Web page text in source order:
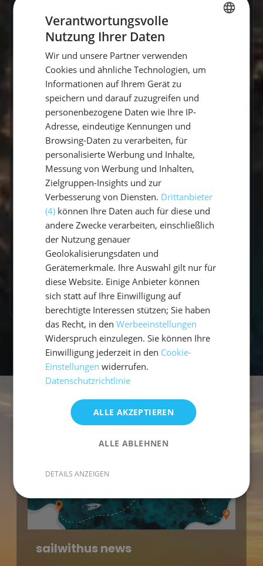
Welcher Service wird inklusive
angeboten?
Wo übernachtet eigentlich der
Skipper?
Ist die Yacht mit ausreichendem
Sicherheitsequipment ausgestattet?
Verfügt der Skipper über
ausreichende Qualifikationen?
Wird den Reisenden am Ende eine
Seemeilenbestätigung ausgegeben?
Ich bin Veganer*in, ist das ein
Problem?
Mehr FAQs laden
sailwithus news
Verantwortungsvolle
Nutzung Ihrer Daten
Wir und unsere Partner verwenden
Cookies und ähnliche Technologien, um
Informationen auf Ihrem Gerät zu
speichern und darauf zuzugreifen und
personenbezogene Daten wie Ihre IP-
Adresse, eindeutige Kennungen und
Browsing-Daten zu verarbeiten, für
personalisierte Werbung und Inhalte,
Messung von Werbung und Inhalten,
Zielgruppen-Insights und zur
Verbesserung von Diensten. Drittanbieter
(4) können Ihre Daten auch für diese und
andere Zwecke verarbeiten, einschließlich
der Nutzung genauer
Geolokalisierungsdaten und
Gerätemerkmale. Ihre Auswahl gilt nur für
diese Website. Einige Anbieter können
sich statt auf Ihre Einwilligung auf
berechtigte Interessen stützen; Sie haben
das Recht, in denWerbeeinstellungen
Widerspruch einzulegen. Sie können Ihre
Einwilligung jederzeit in den Cookie-
Einstellungen widerrufen.
Datenschutzrichtlinie
ALLE AKZEPTIEREN
ALLE ABLEHNEN
DETAILS ANZEIGEN